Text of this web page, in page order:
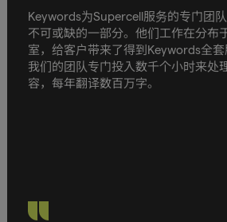
Keywords为Supercell服务的专门团
不可或缺的一部分。他们工作在分布
室，给客户带来了得到Keywords全套
我们的团队专门投入数千个小时来处
容，每年翻译数百万字。